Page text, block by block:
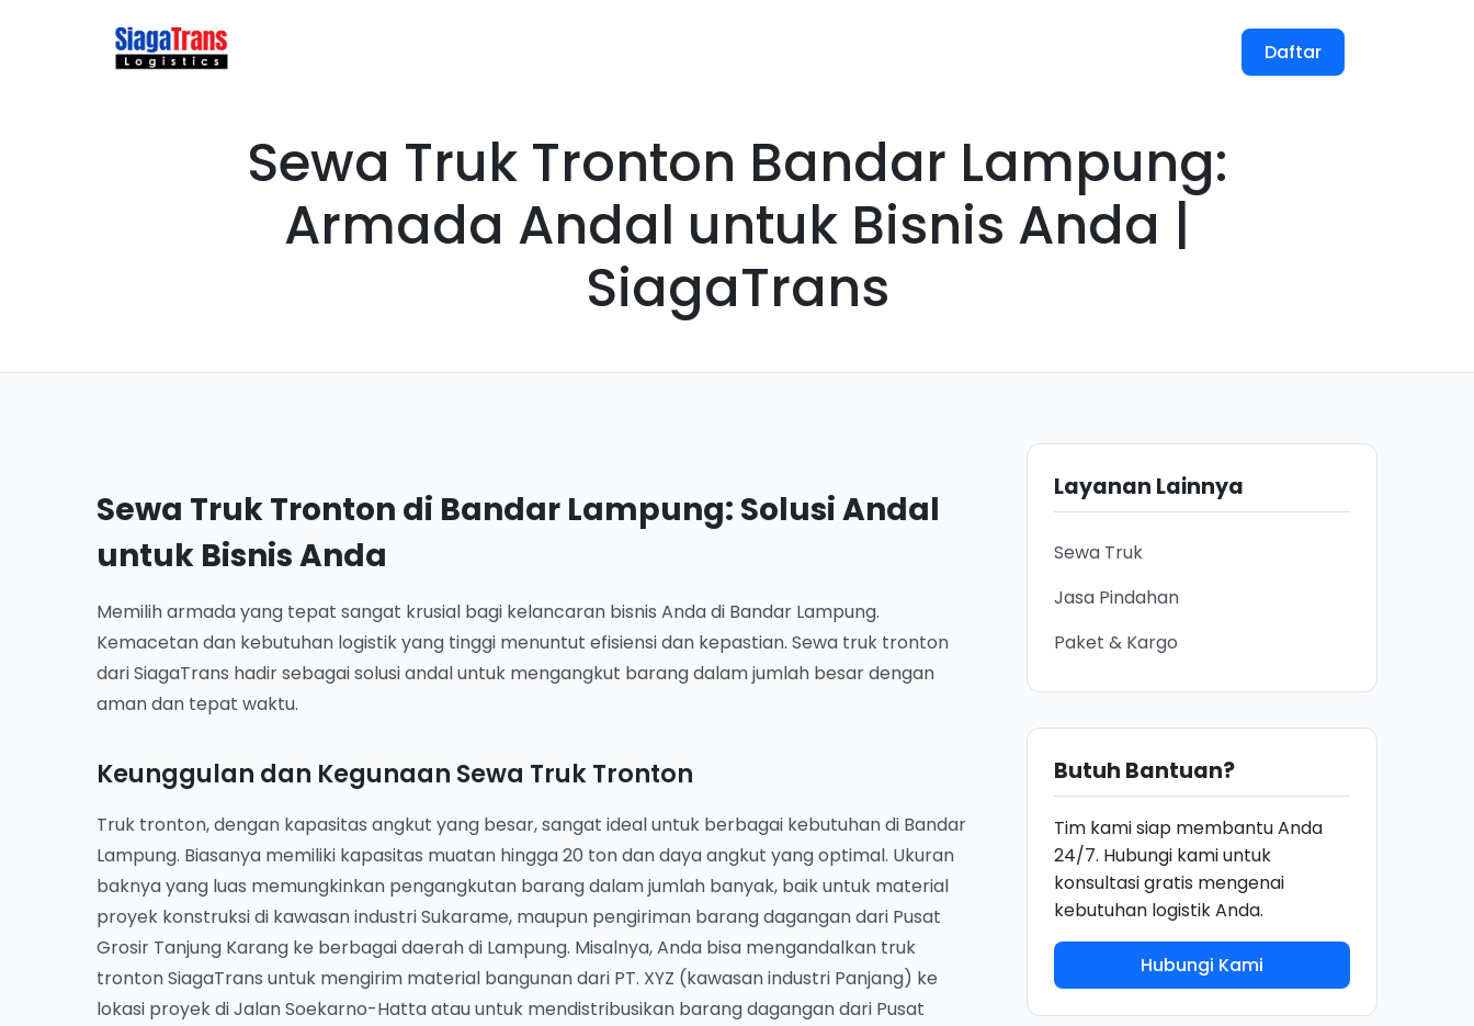
Daftar
Sewa Truk Tronton Bandar Lampung:
Armada Andal untuk Bisnis Anda |
SiagaTrans
Sewa Truk Tronton di Bandar Lampung: Solusi Andal
untuk Bisnis Anda
Memilih armada yang tepat sangat krusial bagi kelancaran bisnis Anda di Bandar Lampung.
Kemacetan dan kebutuhan logistik yang tinggi menuntut efisiensi dan kepastian. Sewa truk tronton
dari SiagaTrans hadir sebagai solusi andal untuk mengangkut barang dalam jumlah besar dengan
aman dan tepat waktu.
Keunggulan dan Kegunaan Sewa Truk Tronton
Truk tronton, dengan kapasitas angkut yang besar, sangat ideal untuk berbagai kebutuhan di Bandar
Lampung. Biasanya memiliki kapasitas muatan hingga 20 ton dan daya angkut yang optimal. Ukuran
baknya yang luas memungkinkan pengangkutan barang dalam jumlah banyak, baik untuk material
proyek konstruksi di kawasan industri Sukarame, maupun pengiriman barang dagangan dari Pusat
Grosir Tanjung Karang ke berbagai daerah di Lampung. Misalnya, Anda bisa mengandalkan truk
tronton SiagaTrans untuk mengirim material bangunan dari PT. XYZ (kawasan industri Panjang) ke
lokasi proyek di Jalan Soekarno-Hatta atau untuk mendistribusikan barang dagangan dari Pusat
Layanan Lainnya
Sewa Truk
Jasa Pindahan
Paket & Kargo
Butuh Bantuan?
Tim kami siap membantu Anda
24/7. Hubungi kami untuk
konsultasi gratis mengenai
kebutuhan logistik Anda.
Hubungi Kami